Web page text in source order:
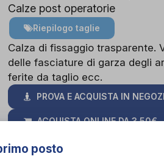
Calze post operatorie
Riepilogo taglie
Calza di fissaggio trasparente.
delle fasciature di garza degli
ferite da taglio ecc.
PROVA E ACQUISTA IN
ACQUISTA ONLINE DA3,50€
posto